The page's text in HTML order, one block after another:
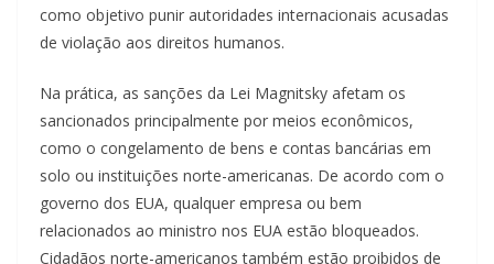
como objetivo punir autoridades internacionais acusadas
de violação aos direitos humanos.
Na prática, as sanções da Lei Magnitsky afetam os
sancionados principalmente por meios econômicos,
como o congelamento de bens e contas bancárias em
solo ou instituições norte-americanas. De acordo com o
governo dos EUA, qualquer empresa ou bem
relacionados ao ministro nos EUA estão bloqueados.
Cidadãos norte-americanos também estão proibidos de